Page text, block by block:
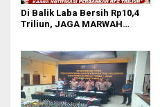
Di Balik Laba Bersih Rp10,4
Triliun, JAGA MARWAH
Dugaan Kasus Notifikasi
Perbankan